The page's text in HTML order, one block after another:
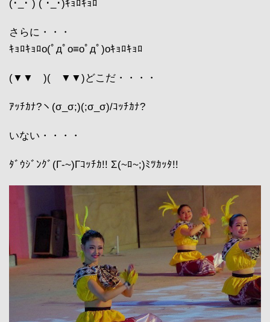
(･_･ ) ( ･_･)ｷｮﾛｷｮﾛ
さらに・・・
ｷｮﾛｷｮﾛo(ﾟдﾟo≡oﾟдﾟ)oｷｮﾛｷｮﾛ
(▼▼ )( ▼▼)どこだ・・・・
ｱｯﾁｶﾅ?ヽ(σ_σ;)(;σ_σ)/ｺｯﾁｶﾅ?
いない・・・・
ﾀﾞｳｼﾞﾝｸﾞ(Γ-~)Γｺｯﾁｶ!! Σ(~ﾛ~;)ﾐﾂｶｯﾀ!!